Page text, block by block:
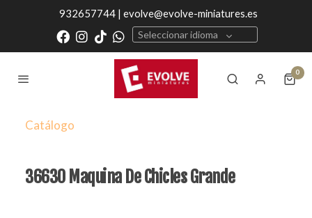
932657744 | evolve@evolve-miniatures.es
Seleccionar idioma
0
Catálogo
36630 Maquina De Chicles Grande